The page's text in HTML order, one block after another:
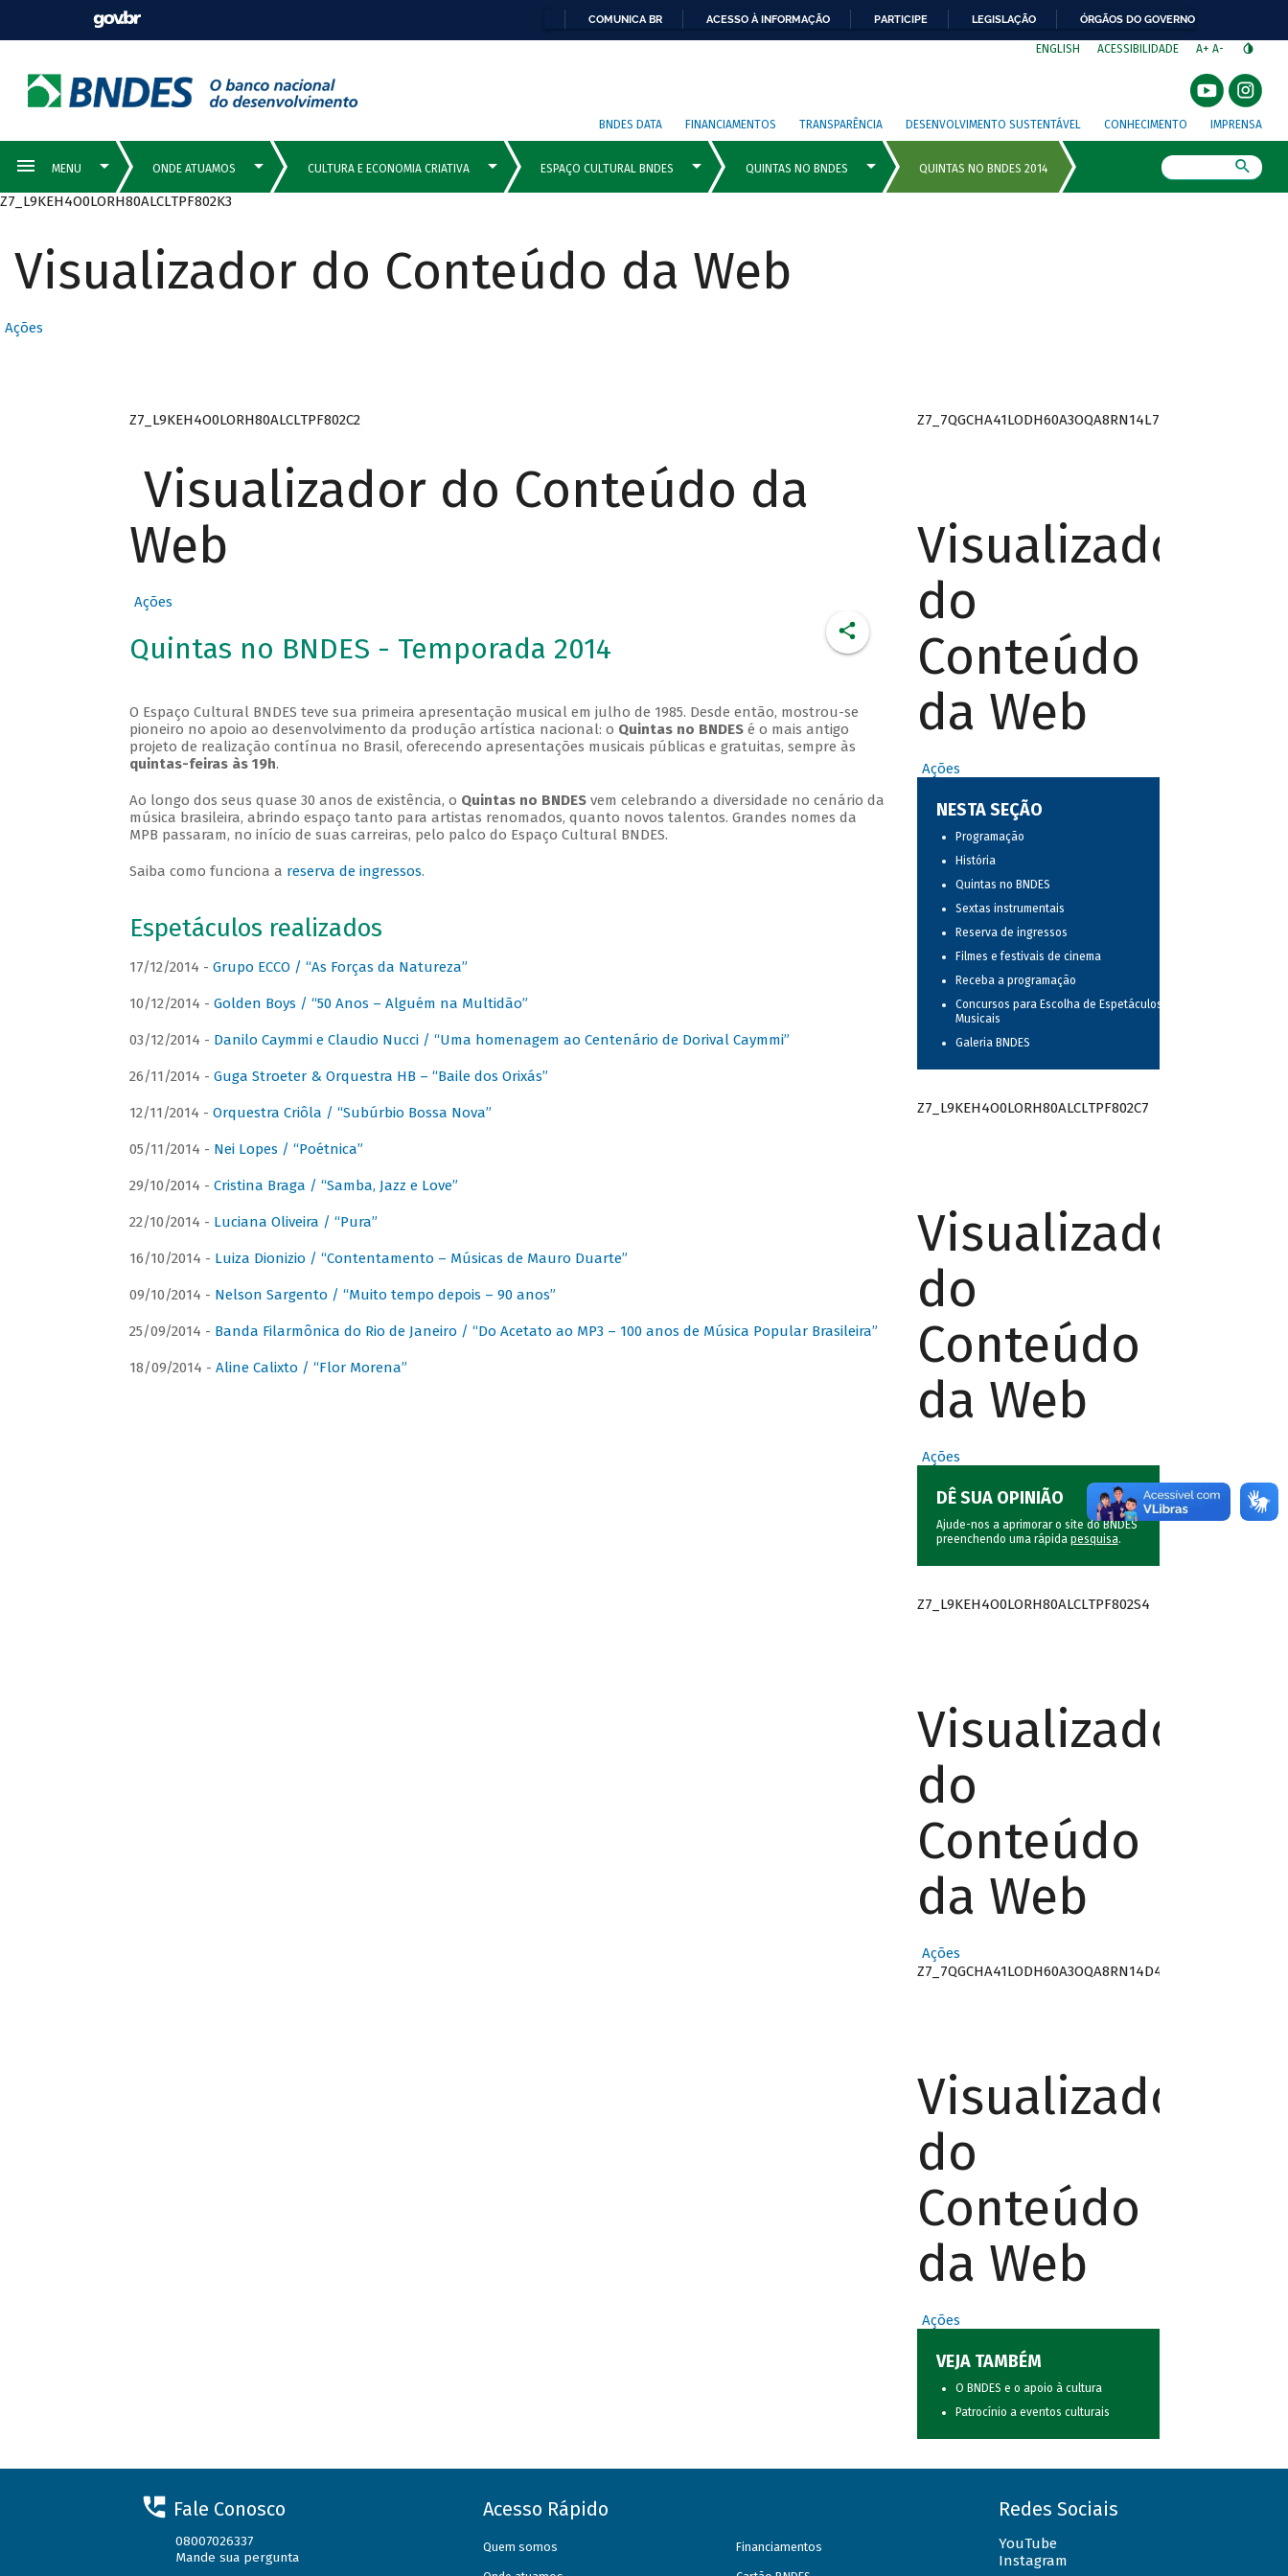
COMUNICA BR ACESSO À INFORMAÇÃO PARTICIPE LEGISLAÇÃO ÓRGÃOS DO GOVERNO
ENGLISH ACESSIBILIDADE A+ A-
BNDES DATA FINANCIAMENTOS TRANSPARÊNCIA DESENVOLVIMENTO SUSTENTÁVEL CONHECIMENTO IMPRENSA
Z7_L9KEH4O0LORH80ALCLTPF802K3
Visualizador do Conteúdo da Web
Ações
Z7_L9KEH4O0LORH80ALCLTPF802C2
Visualizador do Conteúdo da
Web
Ações
Quintas no BNDES - Temporada 2014
O Espaço Cultural BNDES teve sua primeira apresentação musical em julho de 1985. Desde então, mostrou-se
pioneiro no apoio ao desenvolvimento da produção artística nacional: o Quintas no BNDESé o mais antigo
projeto de realização contínua no Brasil, oferecendo apresentações musicais públicas e gratuitas, sempre às
quintas-feiras às 19h.
Ao longo dos seus quase 30 anos de existência, o Quintas no BNDESvem celebrando a diversidade no cenário da
música brasileira, abrindo espaço tanto para artistas renomados, quanto novos talentos. Grandes nomes da
MPB passaram, no início de suas carreiras, pelo palco do Espaço Cultural BNDES.
Saiba como funciona a reserva de ingressos.
Espetáculos realizados
17/12/2014 - Grupo ECCO / “As Forças da Natureza”
10/12/2014 - Golden Boys / “50 Anos – Alguém na Multidão”
03/12/2014 - Danilo Caymmi e Claudio Nucci / “Uma homenagem ao Centenário de Dorival Caymmi”
26/11/2014 - Guga Stroeter & Orquestra HB – “Baile dos Orixás”
12/11/2014 - Orquestra Criôla / “Subúrbio Bossa Nova”
05/11/2014 - Nei Lopes / “Poétnica”
29/10/2014 - Cristina Braga / “Samba, Jazz e Love”
22/10/2014 - Luciana Oliveira / “Pura”
16/10/2014 - Luiza Dionizio / “Contentamento – Músicas de Mauro Duarte”
09/10/2014 - Nelson Sargento / “Muito tempo depois – 90 anos”
25/09/2014 - Banda Filarmônica do Rio de Janeiro / “Do Acetato ao MP3 – 100 anos de Música Popular Brasileira”
18/09/2014 - Aline Calixto / “Flor Morena”
Z7_7QGCHA41LODH60A3OQA8RN14L7
Visualizador
do
Conteúdo
da Web
Ações
NESTA SEÇÃO
Programação
História
Quintas no BNDES
Sextas instrumentais
Reserva de ingressos
Filmes e festivais de cinema
Receba a programação
Concursos para Escolha de Espetáculos
Musicais
Galeria BNDES
Z7_L9KEH4O0LORH80ALCLTPF802C7
Visualizador
do
Conteúdo
da Web
Ações
DÊ SUA OPINIÃO
Ajude-nos a aprimorar o site do BNDES
preenchendo uma rápida pesquisa.
Z7_L9KEH4O0LORH80ALCLTPF802S4
Visualizador
do
Conteúdo
da Web
Ações
Z7_7QGCHA41LODH60A3OQA8RN14D4
Visualizador
do
Conteúdo
da Web
Ações
VEJA TAMBÉM
O BNDES e o apoio à cultura
Patrocínio a eventos culturais
Fale Conosco
08007026337
Mande sua pergunta
Acesso Rápido
Quem somos Financiamentos
Redes Sociais
YouTube
Instagram